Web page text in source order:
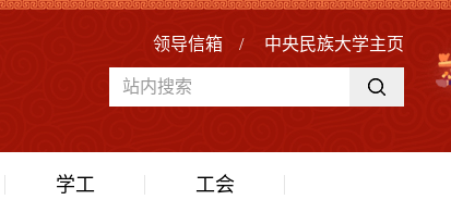
领导信箱 / 中央民族大学主页
学工 工会